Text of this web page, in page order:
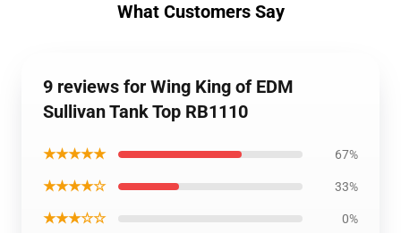
What Customers Say
9 reviews for Wing King of EDM
Sullivan Tank Top RB1110
★★★★★ 67%
★★★★☆ 33%
★★★☆☆ 0%